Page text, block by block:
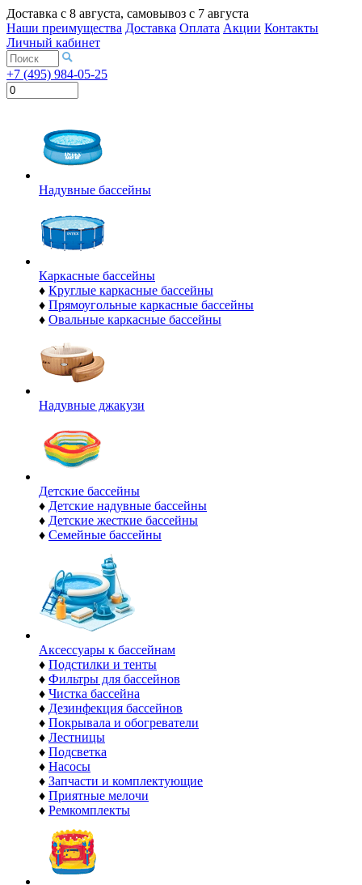
Доставка с 8 августа, самовывоз с 7 августа
Наши преимущества Доставка Оплата Акции Контакты
Личный кабинет
+7 (495) 984-05-25
Надувные бассейны
Каркасные бассейны
♦ Круглые каркасные бассейны
♦ Прямоугольные каркасные бассейны
♦ Овальные каркасные бассейны
Надувные джакузи
Детские бассейны
♦ Детские надувные бассейны
♦ Детские жесткие бассейны
♦ Семейные бассейны
Аксессуары к бассейнам
♦ Подстилки и тенты
♦ Фильтры для бассейнов
♦ Чистка бассейна
♦ Дезинфекция бассейнов
♦ Покрывала и обогреватели
♦ Лестницы
♦ Подсветка
♦ Насосы
♦ Запчасти и комплектующие
♦ Приятные мелочи
♦ Ремкомплекты